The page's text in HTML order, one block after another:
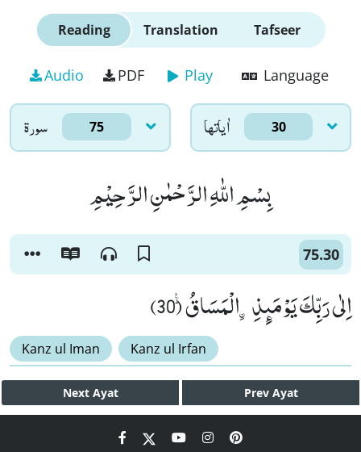
Reading Translation Tafseer
Audio PDF Play Language
سورۃ 75 اٰياتها 30
بِسْمِ اللّٰهِ الرَّحْمٰنِ الرَّحِیْمِ
75.30
اِلٰى رَبِّكَ یَوْمَىٕذِ-ﹰالْمَسَاقُؕ۠ (30)
Kanz ul Iman Kanz ul Irfan
Next Ayat Prev Ayat